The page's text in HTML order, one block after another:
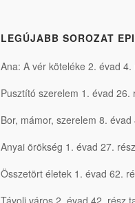
LEGÚJABB SOROZAT
Ana: A vér köteléke 2. évad
Pusztító szerelem 1. évad 26.
Bor, mámor, szerelem 8.
Anyai örökség 1. évad 27.
Összetört életek 1. évad 62.
Távoli város 2. évad 42. rész